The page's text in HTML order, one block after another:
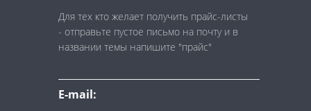
Для тех кто желает получить прайс-листы
- отправьте пустое письмо на почту и в
названии темы напишите "прайс"
E-mail: